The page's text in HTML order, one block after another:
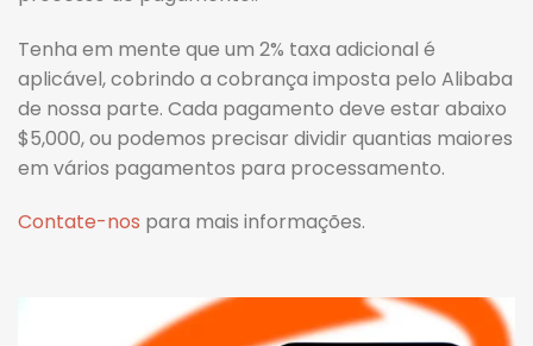
Tenha em mente que um 2% taxa adicional é
aplicável, cobrindo a cobrança imposta pelo Alibaba
de nossa parte. Cada pagamento deve estar abaixo
$5,000, ou podemos precisar dividir quantias maiores
em vários pagamentos para processamento.
Contate-nos para mais informações.